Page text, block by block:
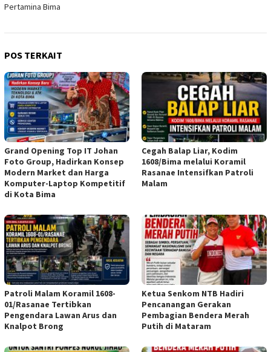
Pertamina Bima
POS TERKAIT
Grand Opening Top IT Johan
Foto Group, Hadirkan Konsep
Modern Market dan Harga
Komputer-Laptop Kompetitif
di Kota Bima
Cegah Balap Liar, Kodim
1608/Bima melalui Koramil
Rasanae Intensifkan Patroli
Malam
Patroli Malam Koramil 1608-
01/Rasanae Tertibkan
Pengendara Lawan Arus dan
Knalpot Brong
Ketua Senkom NTB Hadiri
Pencanangan Gerakan
Pembagian Bendera Merah
Putih di Mataram